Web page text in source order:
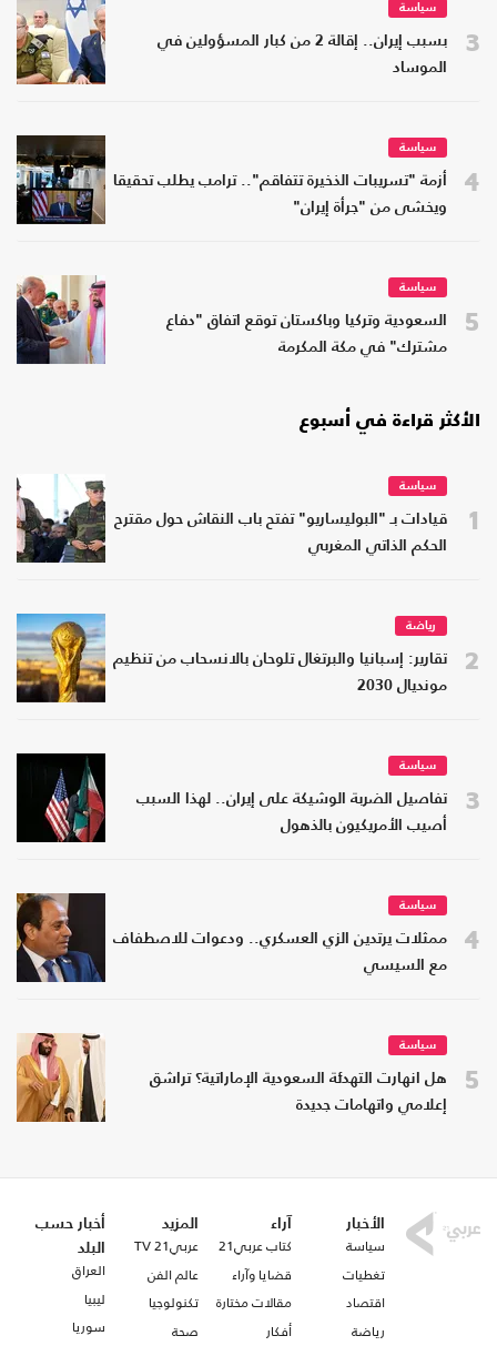
3
سياسة
بسبب إيران.. إقالة 2 من كبار المسؤولين في
الموساد
4
سياسة
أزمة "تسريبات الذخيرة تتفاقم".. ترامب يطلب تحقيقا
ويخشى من "جرأة إيران"
5
سياسة
السعودية وتركيا وباكستان توقع اتفاق "دفاع
مشترك" في مكة المكرمة
الأكثر قراءة في أسبوع
1
سياسة
قيادات بـ "البوليساريو" تفتح باب النقاش حول مقترح
الحكم الذاتي المغربي
2
رياضة
تقارير: إسبانيا والبرتغال تلوحان بالانسحاب من تنظيم
مونديال 2030
3
سياسة
تفاصيل الضربة الوشيكة على إيران.. لهذا السبب
أصيب الأمريكيون بالذهول
4
سياسة
ممثلات يرتدين الزي العسكري.. ودعوات للاصطفاف
مع السيسي
5
سياسة
هل انهارت التهدئة السعودية الإماراتية؟ تراشق
إعلامي واتهامات جديدة
الأخبار
سياسة
تغطيات
اقتصاد
رياضة
آراء
كتاب عربي21
قضايا وآراء
مقالات مختارة
أفكار
المزيد
عربي21 TV
عالم الفن
تكنولوجيا
صحة
أخبار حسب
البلد
العراق
ليبيا
سوريا